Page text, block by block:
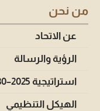
من نحن
عن الاتحاد
الرؤية والرسالة
استراتيجية 2025–2030
الهيكل التنظيمي